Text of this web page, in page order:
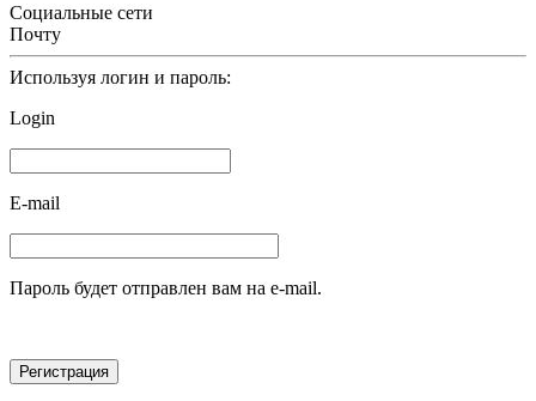
Социальные сети
Почту
Используя логин и пароль:
Login
E-mail
Пароль будет отправлен вам на e-mail.